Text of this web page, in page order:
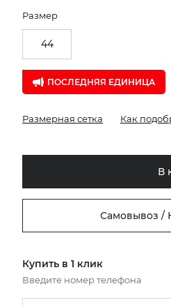
Размер
44
ПОСЛЕДНЯЯ ЕДИНИЦА
Размерная сетка Как
В
Самовывоз /
Купить в 1 клик
Введите номер телефона